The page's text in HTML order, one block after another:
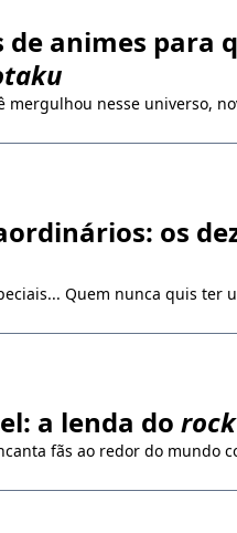
de animes para
mergulhou nesse universo,
os
Quem nunca quis ter
a lenda do rock
fãs ao redor do mundo